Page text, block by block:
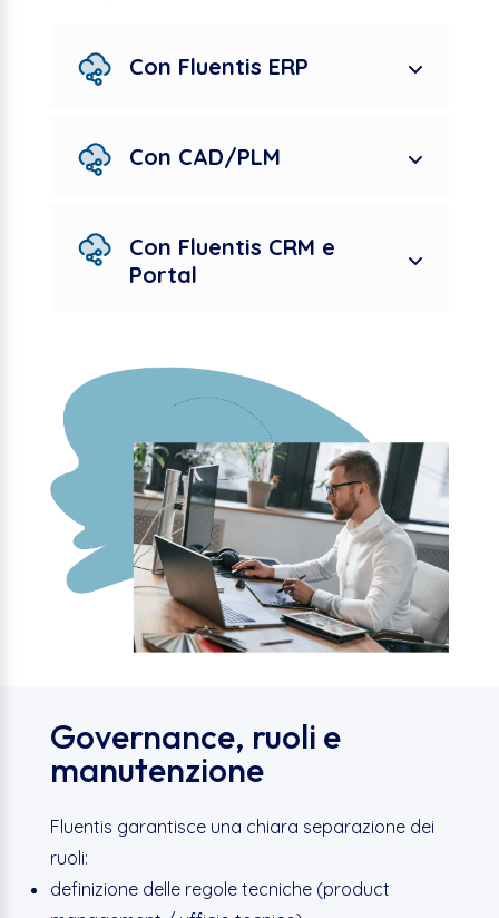
Con Fluentis ERP
Con CAD/PLM
Con Fluentis CRM e
Portal
Governance, ruoli e
manutenzione
Fluentis garantisce una chiara separazione dei
ruoli:
definizione delle regole tecniche (product